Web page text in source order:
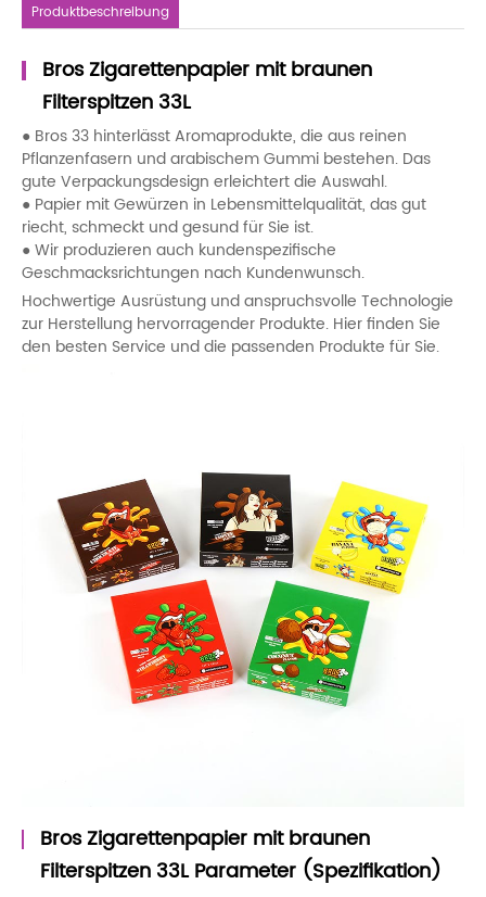
Produktbeschreibung
Bros Zigarettenpapier mit braunen
Filterspitzen 33L
● Bros 33 hinterlässt Aromaprodukte, die aus reinen
Pflanzenfasern und arabischem Gummi bestehen. Das
gute Verpackungsdesign erleichtert die Auswahl.
● Papier mit Gewürzen in Lebensmittelqualität, das gut
riecht, schmeckt und gesund für Sie ist.
● Wir produzieren auch kundenspezifische
Geschmacksrichtungen nach Kundenwunsch.
Hochwertige Ausrüstung und anspruchsvolle Technologie
zur Herstellung hervorragender Produkte. Hier finden Sie
den besten Service und die passenden Produkte für Sie.
Bros Zigarettenpapier mit braunen
Filterspitzen 33L Parameter (Spezifikation)